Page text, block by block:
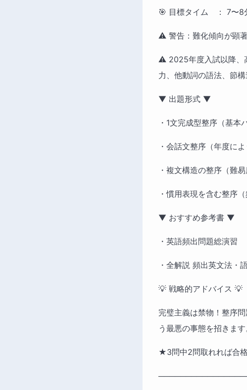
🎯 目標タイム　： 7〜
⚠️ 警告：難化傾向が顕
⚠️ 2025年度入試以降、
力、他動詞の語法、節
▼ 出題形式 ▼
・1文完成型整序（基
・会話文整序（年度に
・複文構造の整序（難
・慣用表現を含む整序（
▼ おすすめ参考書 ▼
・英語頻出問題総演習
・全解説 頻出英文法・
💡 戦略的アドバイス 💡
完璧主義は禁物！整序
う最悪の事態を招きます
★3問中2問取れれば合